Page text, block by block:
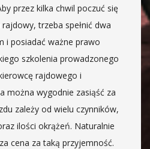
przez kilka chwil poczuć się
trzeba spełnić dwa
i posiadać ważne prawo
szkolenia prowadzonego
rajdowego i
można wygodnie zasiąść za
zależy od wielu czynników,
ilości okrążeń. Naturalnie
cena za taką przyjemność.